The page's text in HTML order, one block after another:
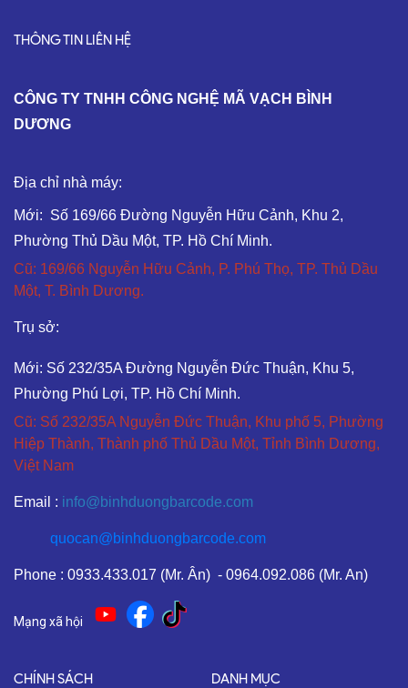
THÔNG TIN LIÊN HỆ
CÔNG TY TNHH CÔNG NGHỆ MÃ VẠCH BÌNH
DƯƠNG
Địa chỉ nhà máy:
Mới: Số 169/66 Đường Nguyễn Hữu Cảnh, Khu 2,
Phường Thủ Dầu Một, TP. Hồ Chí Minh.
Cũ: 169/66 Nguyễn Hữu Cảnh, P. Phú Thọ, TP. Thủ Dầu
Một, T. Bình Dương.
Trụ sở:
Mới: Số 232/35A Đường Nguyễn Đức Thuận, Khu 5,
Phường Phú Lợi, TP. Hồ Chí Minh.
Cũ: Số 232/35A Nguyễn Đức Thuận, Khu phố 5, Phường
Hiệp Thành, Thành phố Thủ Dầu Một, Tỉnh Bình Dương,
Việt Nam
Email : info@binhduongbarcode.com
quocan@binhduongbarcode.com
Phone : 0933.433.017 (Mr. Ân) - 0964.092.086 (Mr. An)
Mạng xã hội
CHÍNH SÁCH DANH MỤC